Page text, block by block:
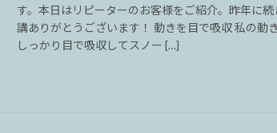
す。本日はリピーターのお客様をご紹介。昨年に
講ありがとうございます！ 動きを目で吸収 私の動
しっかり目で吸収してスノー […]